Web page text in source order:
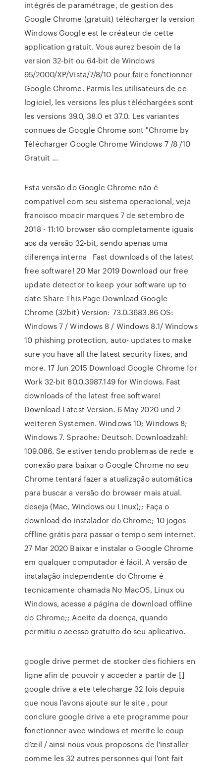
intégrés de paramétrage, de gestion des
Google Chrome (gratuit) télécharger la version
Windows Google est le créateur de cette
application gratuit. Vous aurez besoin de la
version 32-bit ou 64-bit de Windows
95/2000/XP/Vista/7/8/10 pour faire fonctionner
Google Chrome. Parmis les utilisateurs de ce
logiciel, les versions les plus téléchargées sont
les versions 39.0, 38.0 et 37.0. Les variantes
connues de Google Chrome sont "Chrome by
Télécharger Google Chrome Windows 7 /8 /10
Gratuit ...
Esta versão do Google Chrome não é
compatível com seu sistema operacional, veja
francisco moacir marques 7 de setembro de
2018 - 11:10 browser são completamente iguais
aos da versão 32-bit, sendo apenas uma
diferença interna Fast downloads of the latest
free software! 20 Mar 2019 Download our free
update detector to keep your software up to
date Share This Page Download Google
Chrome (32bit) Version: 73.0.3683.86 OS:
Windows 7 / Windows 8 / Windows 8.1/ Windows
10 phishing protection, auto- updates to make
sure you have all the latest security fixes, and
more. 17 Jun 2015 Download Google Chrome for
Work 32-bit 80.0.3987.149 for Windows. Fast
downloads of the latest free software!
Download Latest Version. 6 May 2020 und 2
weiteren Systemen. Windows 10; Windows 8;
Windows 7. Sprache: Deutsch. Downloadzahl:
109.086. Se estiver tendo problemas de rede e
conexão para baixar o Google Chrome no seu
Chrome tentará fazer a atualização automática
para buscar a versão do browser mais atual.
deseja (Mac, Windows ou Linux);; Faça o
download do instalador do Chrome; 10 jogos
offline grátis para passar o tempo sem internet.
27 Mar 2020 Baixar e instalar o Google Chrome
em qualquer computador é fácil. A versão de
instalação independente do Chrome é
tecnicamente chamada No MacOS, Linux ou
Windows, acesse a página de download offline
do Chrome;; Aceite da doença, quando
permitiu o acesso gratuito do seu aplicativo.
google drive permet de stocker des fichiers en
ligne afin de pouvoir y acceder a partir de []
google drive a ete telecharge 32 fois depuis
que nous l’avons ajoute sur le site , pour
conclure google drive a ete programme pour
fonctionner avec windows et merite le coup
d’œil / ainsi nous vous proposons de l'installer
comme les 32 autres personnes qui l’ont fait